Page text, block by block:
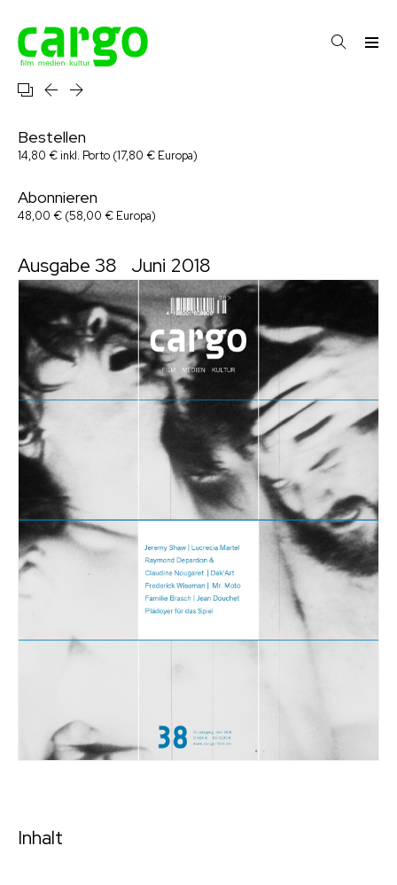
Bestellen
14,80 € inkl. Porto (17,80 € Europa)
Abonnieren
48,00 € (58,00 € Europa)
Ausgabe 38 Juni 2018
Inhalt